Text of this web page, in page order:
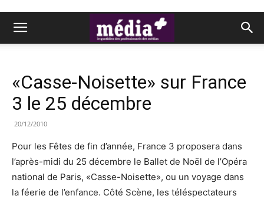
«Casse-Noisette» sur France
3 le 25 décembre
20/12/2010
Pour les Fêtes de fin d’année, France 3 proposera dans
l’après-midi du 25 décembre le Ballet de Noël de l’Opéra
national de Paris, «Casse-Noisette», ou un voyage dans
la féerie de l’enfance. Côté Scène, les téléspectateurs